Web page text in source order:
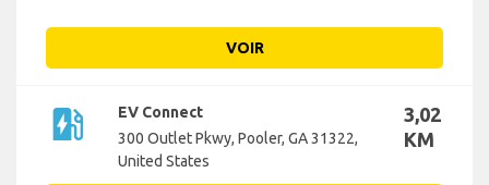
VOIR
ev_station
EV Connect
300 Outlet Pkwy, Pooler, GA 31322,
United States
3,02
KM